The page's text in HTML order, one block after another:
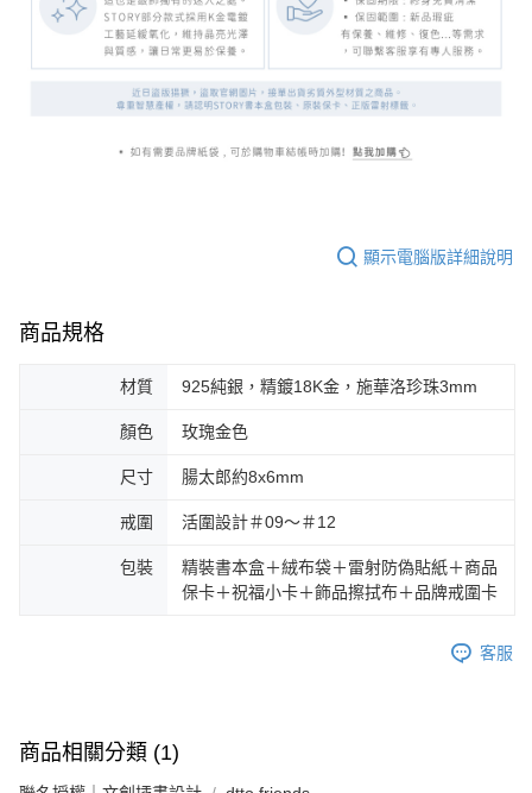
顯示電腦版詳細說明
商品規格
材質 925純銀，精鍍18K金，施華洛珍珠3mm
顏色 玫瑰金色
尺寸 腸太郎約8x6mm
戒圍 活圍設計＃09～＃12
包裝
精裝書本盒＋絨布袋＋雷射防偽貼紙＋商品
保卡＋祝福小卡＋飾品擦拭布＋品牌戒圍卡
客服
商品相關分類 (1)